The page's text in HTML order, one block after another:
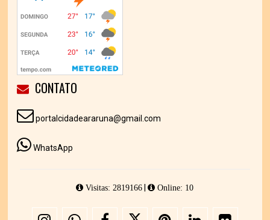
CONTATO
portalcidadeararuna@gmail.com
WhatsApp
Visitas: 2819166 | Online: 10